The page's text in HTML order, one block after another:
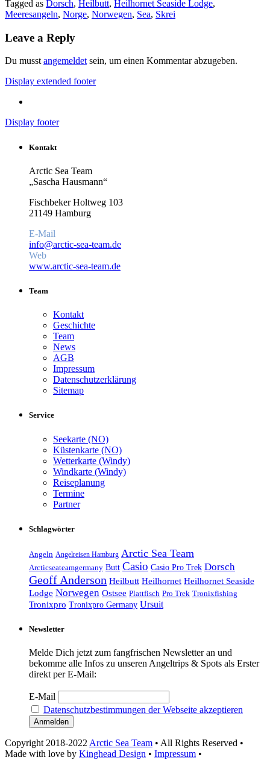
Tagged as Dorsch, Heilbutt, Heilhornet Seaside Lodge,
Meeresangeln, Norge, Norwegen, Sea, Skrei
Leave a Reply
Du musstangemeldetsein, um einen Kommentar abzugeben.
Display extended footer
Display footer
Kontakt
Arctic Sea Team
„Sascha Hausmann“
Fischbeker Holtweg 103
21149 Hamburg
E-Mail
info@arctic-sea-team.de
Web
www.arctic-sea-team.de
Team
Kontakt
Geschichte
Team
News
AGB
Impressum
Datenschutzerklärung
Sitemap
Service
Seekarte (NO)
Küstenkarte (NO)
Wetterkarte (Windy)
Windkarte (Windy)
Reiseplanung
Termine
Partner
Schlagwörter
Angeln Angelreisen Hamburg Arctic Sea Team
Arcticseateamgermany Butt Casio Casio Pro Trek Dorsch
Geoff Anderson Heilbutt Heilhornet Heilhornet Seaside
Lodge Norwegen Ostsee Plattfisch Pro Trek Tronixfishing
Tronixpro Tronixpro Germany Ursuit
Newsletter
Melde Dich jetzt zum fangfrischen Newsletter an und
bekomme alle Infos zu unseren Angeltrips & Spots als Erster
direkt per E-Mail:
E-Mail
Datenschutzbestimmungen der Webseite akzeptieren
Copyright 2018-2022 Arctic Sea Team • All Rights Reserved •
Made with love by Kinghead Design • Impressum •